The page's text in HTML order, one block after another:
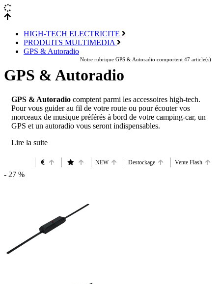
HIGH-TECH ELECTRICITE
PRODUITS MULTIMEDIA
GPS & Autoradio
GPS & Autoradio
Notre rubrique GPS & Autoradio comportent 47 article(s)
GPS & Autoradio comptent parmi les accessoires high-tech.
Pour vous guider au fil de votre route ou pour écouter vos
morceaux de musique préférés à bord de votre camping-car, un
GPS et un autoradio vous seront indispensables.
NEW Destockage Vente Flash
- 27 %